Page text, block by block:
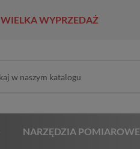
WIELKA WYPRZEDAŻ
NARZĘDZIA POMIAROWE